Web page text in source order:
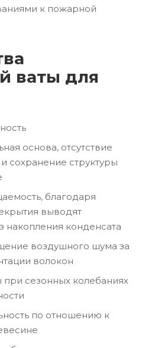
к пожарной
ваты для
основа, отсутствие
сохранение структуры
благодаря
выводят
накопления конденсата
воздушного шума за
волокон
сезонных колебаниях
по отношению к